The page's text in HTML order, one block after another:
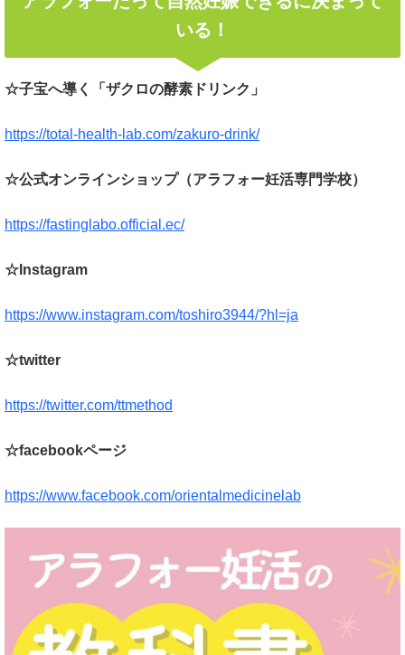
いる！
☆子宝へ導く「ザクロの酵素ドリンク」
https://total-health-lab.com/zakuro-drink/
☆公式オンラインショップ（アラフォー妊活専門学校）
https://fastinglabo.official.ec/
☆Instagram
https://www.instagram.com/toshiro3944/?hl=ja
☆twitter
https://twitter.com/ttmethod
☆facebookページ
https://www.facebook.com/orientalmedicinelab